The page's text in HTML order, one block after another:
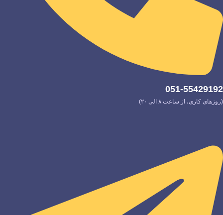
051-55429192
(روزهای کاری، از ساعت ۸ الی ۲۰)